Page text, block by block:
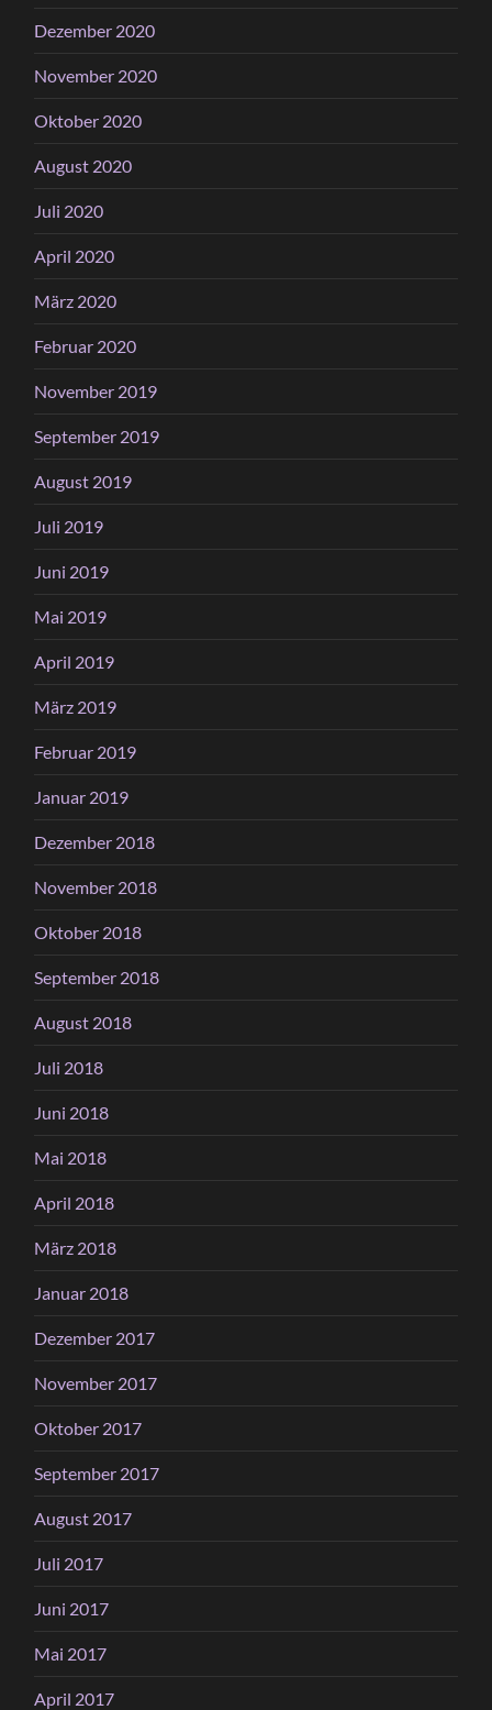
Dezember 2020
November 2020
Oktober 2020
August 2020
Juli 2020
April 2020
März 2020
Februar 2020
November 2019
September 2019
August 2019
Juli 2019
Juni 2019
Mai 2019
April 2019
März 2019
Februar 2019
Januar 2019
Dezember 2018
November 2018
Oktober 2018
September 2018
August 2018
Juli 2018
Juni 2018
Mai 2018
April 2018
März 2018
Januar 2018
Dezember 2017
November 2017
Oktober 2017
September 2017
August 2017
Juli 2017
Juni 2017
Mai 2017
April 2017